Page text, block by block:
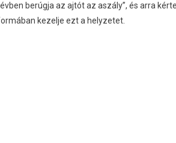
berúgja az ajtót az aszály”, és arra
kezelje ezt a helyzetet.